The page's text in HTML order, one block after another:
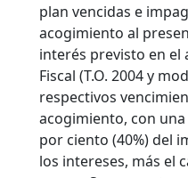
plan vencidas e
acogimiento al
interés previsto en el
Fiscal (T.O. 2004 y
respectivos
acogimiento, con
por ciento (40%) del
los intereses, más el